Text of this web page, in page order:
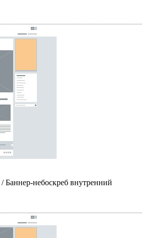
/ Баннер-небоскреб внутренний